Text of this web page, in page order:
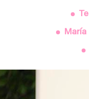
María